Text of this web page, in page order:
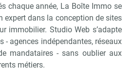
chaque année, La Boîte Immo se
expert dans la conception de sites
immobilier. Studio Web s’adapte
- agences indépendantes, réseaux
mandataires - sans oublier aux
métiers.